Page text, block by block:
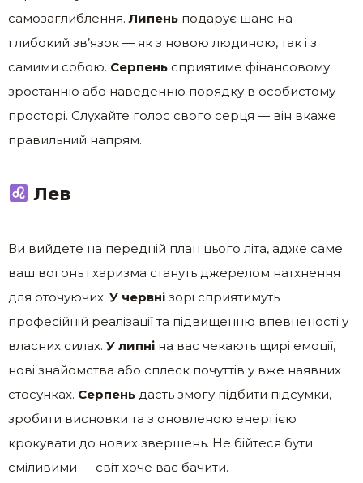
самозаглиблення.Липень подарує шанс на
глибокий зв’язок — як з новою людиною, так і з
самими собою. Серпень сприятиме фінансовому
зростанню або наведенню порядку в особистому
просторі. Слухайте голос свого серця — він вкаже
правильний напрям.
Лев
Ви вийдете на передній план цього літа, адже саме
ваш вогонь і харизма стануть джерелом натхнення
для оточуючих. У червні зорі сприятимуть
професійній реалізації та підвищенню впевненості у
власних силах. У липні на вас чекають щирі емоції,
нові знайомства або сплеск почуттів у вже наявних
стосунках. Серпень дасть змогу підбити підсумки,
зробити висновки та з оновленою енергією
крокувати до нових звершень. Не бійтеся бути
сміливими — світ хоче вас бачити.